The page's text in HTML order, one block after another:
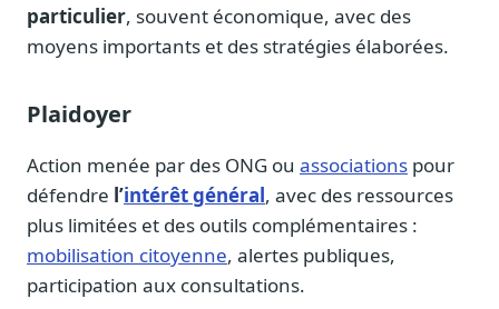
particulier, souvent économique, avec des
moyens importants et des stratégies élaborées.
Plaidoyer
Action menée par des ONG ou associations pour
défendre l’intérêt général, avec des ressources
plus limitées et des outils complémentaires :
mobilisation citoyenne, alertes publiques,
participation aux consultations.